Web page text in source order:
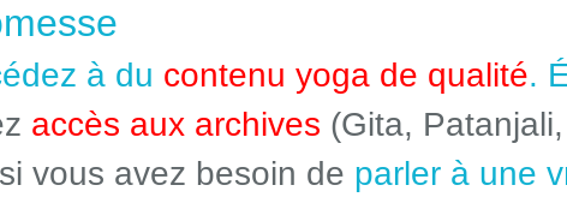
à du contenu yoga de qualité.
accès aux archives (Gita,
vous avez besoin de parler à une